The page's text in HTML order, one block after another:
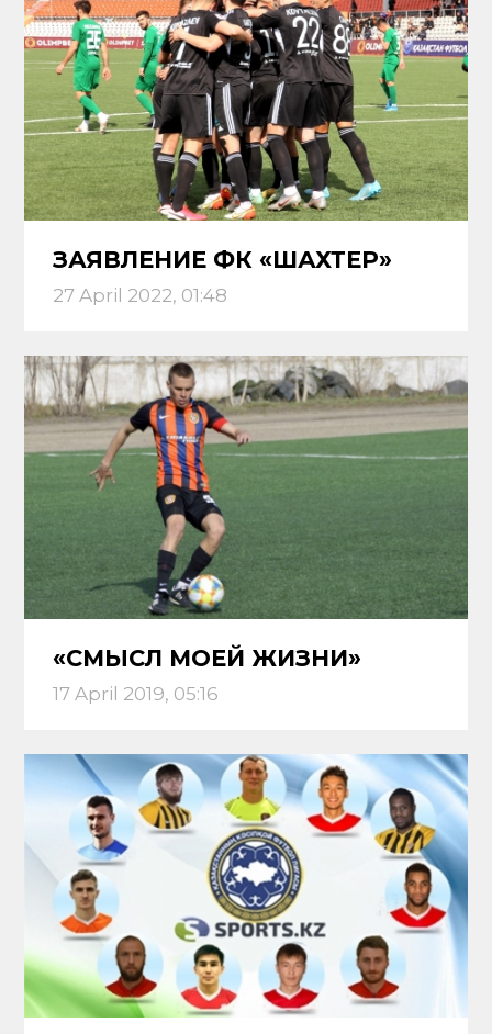
ЗАЯВЛЕНИЕ ФК «ШАХТЕР»
27 April 2022, 01:48
«СМЫСЛ МОЕЙ ЖИЗНИ»
17 April 2019, 05:16